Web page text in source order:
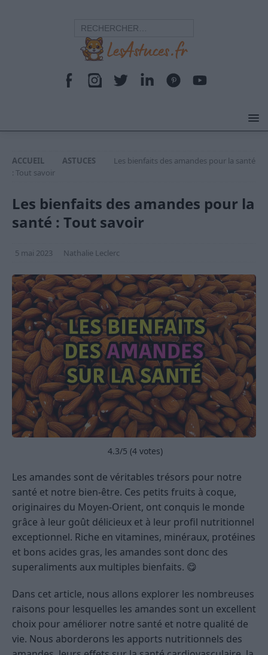
ACCUEIL ASTUCES
Les bienfaits des amandes pour la santé
: Tout savoir
Les bienfaits des amandes pour la
santé : Tout savoir
5 mai 2023 Nathalie Leclerc
4.3/5 (4 votes)
Les amandes sont de véritables trésors pour notre
santé et notre bien-être. Ces petits fruits à coque,
originaires du Moyen-Orient, ont conquis le monde
grâce à leur goût délicieux et à leur profil nutritionnel
exceptionnel. Riche en vitamines, minéraux, protéines
et bons acides gras, les amandes sont donc des
superaliments aux multiples bienfaits. 😋
Dans cet article, nous allons explorer les nombreuses
raisons pour lesquelles les amandes sont un excellent
choix pour améliorer notre santé et notre qualité de
vie. Nous aborderons les apports nutritionnels des